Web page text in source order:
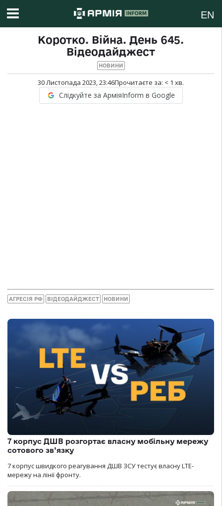
EN
Коротко. Війна. День 645.
Відеодайджест
НОВИНИ
30 Листопада 2023, 23:46Прочитаєте за: < 1 хв.
Слідкуйте за АрміяInform в Google
АГРЕСІЯ РФ ВІДЕОДАЙДЖЕСТ НОВИНИ
7 корпус ДШВ розгортає власну мобільну мережу
сотового зв’язку
7 корпус швидкого реагування ДШВ ЗСУ тестує власну LTE-
мережу на лінії фронту.